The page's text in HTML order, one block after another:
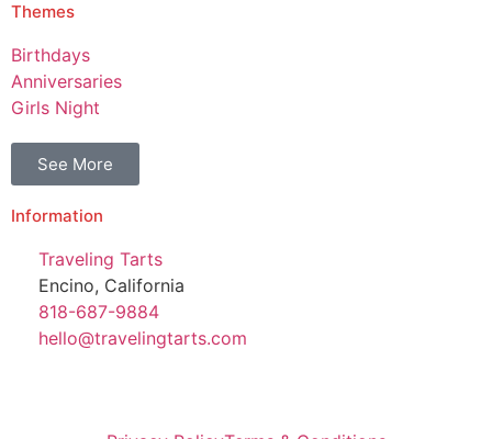
Themes
Birthdays
Anniversaries
Girls Night
See More
Information
Traveling Tarts
Encino, California
818-687-9884
hello@travelingtarts.com